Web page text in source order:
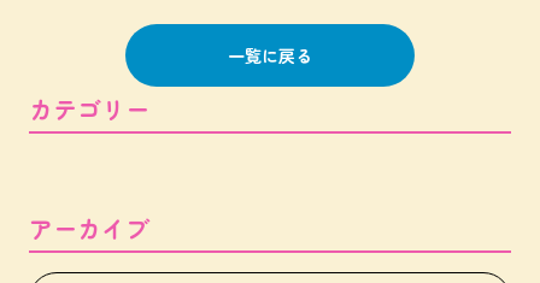
一覧に戻る
カテゴリー
アーカイブ